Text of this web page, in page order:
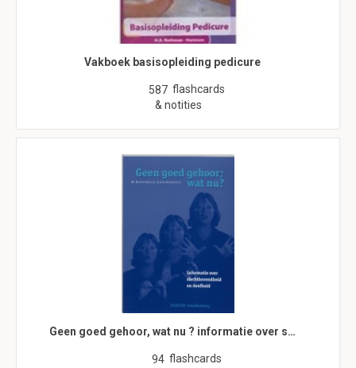
Vakboek basisopleiding pedicure
587 flashcards
& notities
Geen goed gehoor, wat nu ? informatie over s…
94 flashcards